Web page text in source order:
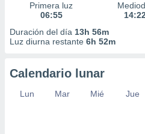
Primera luz
06:55
Duración del día 13h 56m
Luz diurna restante 6h 52m
Calendario lunar
Lun Mar Mié Jue